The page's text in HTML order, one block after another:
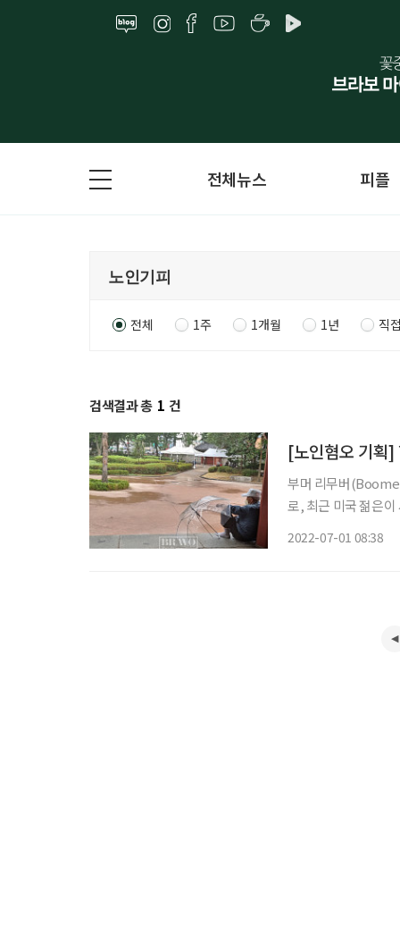
전체뉴스 피플
전체 1주 1개월 1년 직
검색결과 총 1 건
[노인혐오 기획
부머 리무버
로, 최근 미국 젊은
2022-07-01 08:38